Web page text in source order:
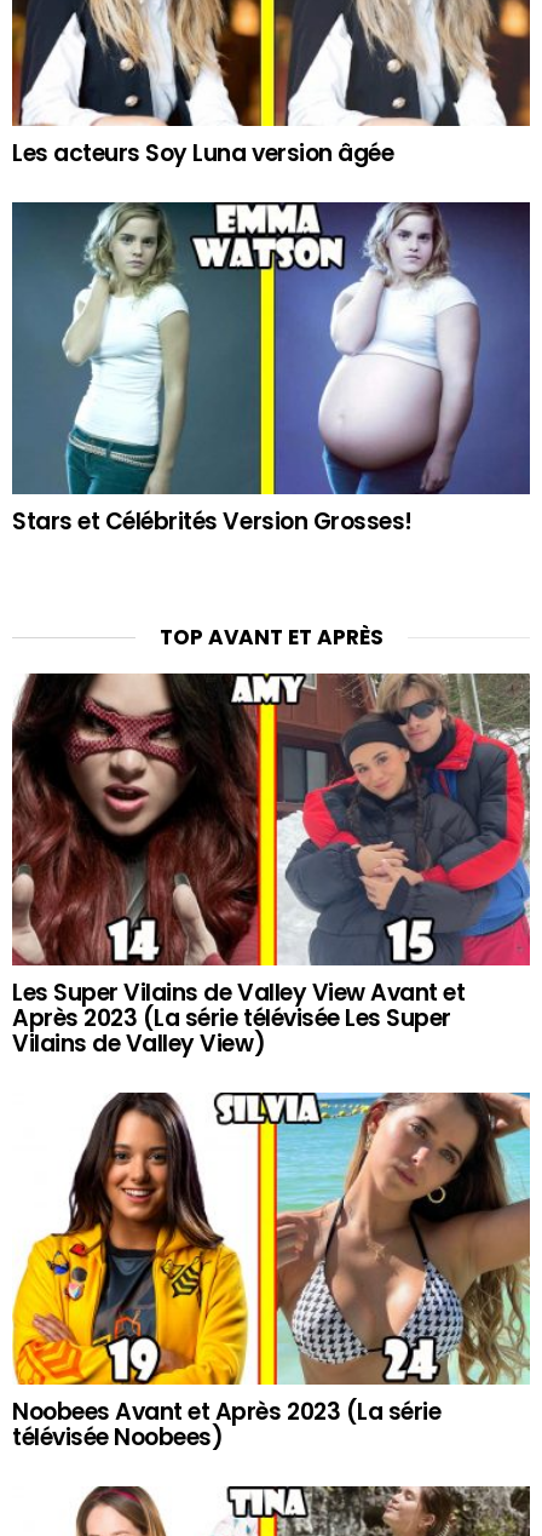
Les acteurs Soy Luna version âgée
Stars et Célébrités Version Grosses!
TOP AVANT ET APRÈS
Les Super Vilains de Valley View Avant et
Après 2023 (La série télévisée Les Super
Vilains de Valley View)
Noobees Avant et Après 2023 (La série
télévisée Noobees)